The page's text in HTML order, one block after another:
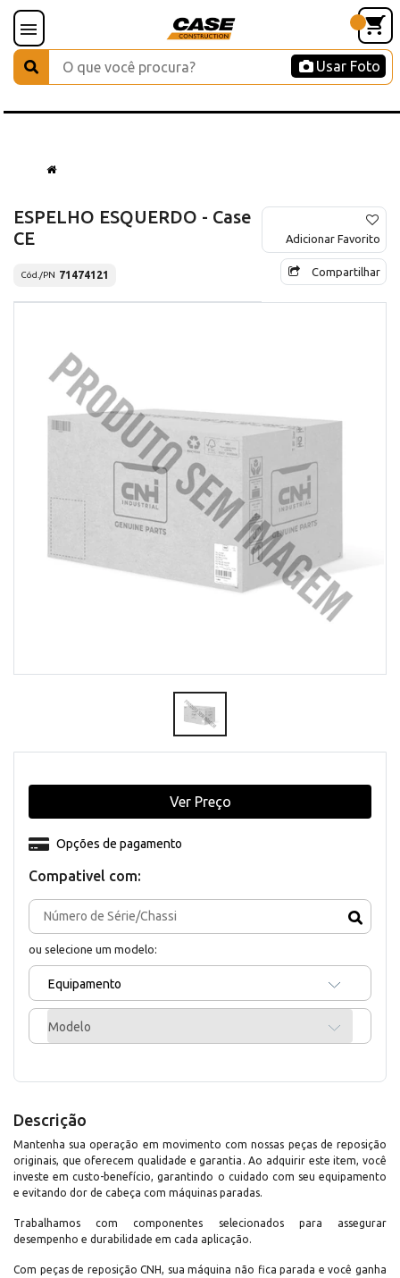
Usar Foto
ESPELHO ESQUERDO - Case
CE
Cód./PN 71474121
Adicionar Favorito
Compartilhar
Compativel com:
ou selecione um modelo:
Equipamento
Modelo
Opções de pagamento
Ver Preço
Descrição
Mantenha sua operação em movimento com nossas peças de reposição
originais, que oferecem qualidade e garantia. Ao adquirir este item, você
investe em custo-benefício, garantindo o cuidado com seu equipamento
e evitando dor de cabeça com máquinas paradas.
Trabalhamos com componentes selecionados para assegurar
desempenho e durabilidade em cada aplicação.
Com peças de reposição CNH, sua máquina não fica parada e você ganha